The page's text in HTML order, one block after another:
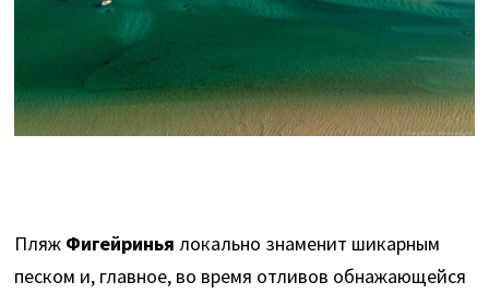
Пляж Фигейринья локально знаменит шикарным
песком и, главное, во время отливов обнажающейся